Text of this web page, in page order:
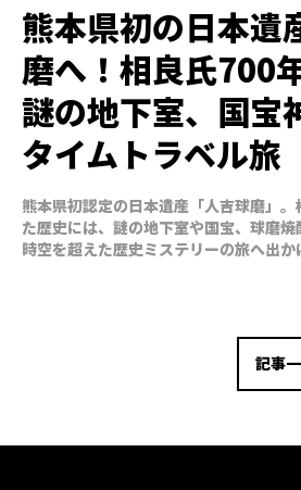
熊本県初の日本遺
磨へ！相良氏700
謎の地下室、国宝
タイムトラベル旅
熊本県初認定の日本遺産「人吉球磨」
た歴史には、謎の地下室や国宝、球磨焼
時空を超えた歴史ミステリーの旅へ出か
記事